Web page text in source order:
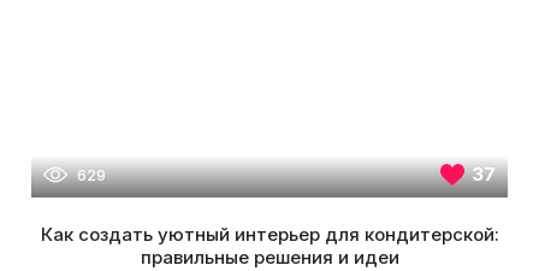
629 37
Как создать уютный интерьер для кондитерской:
правильные решения и идеи